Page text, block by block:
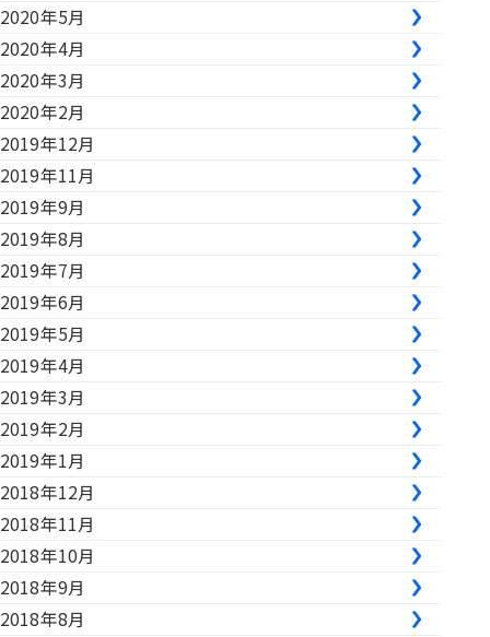
2020年5月
2020年4月
2020年3月
2020年2月
2019年12月
2019年11月
2019年9月
2019年8月
2019年7月
2019年6月
2019年5月
2019年4月
2019年3月
2019年2月
2019年1月
2018年12月
2018年11月
2018年10月
2018年9月
2018年8月